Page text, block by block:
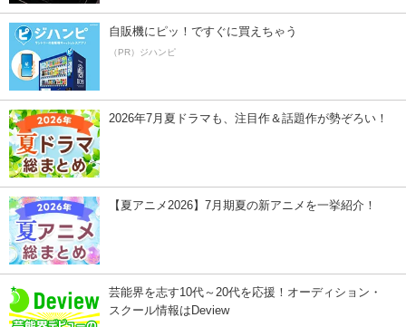
自販機にピッ！ですぐに買えちゃう
（PR）ジハンピ
2026年7月夏ドラマも、注目作＆話題作が勢ぞろい！
【夏アニメ2026】7月期夏の新アニメを一挙紹介！
芸能界を志す10代～20代を応援！オーディション・
スクール情報はDeview